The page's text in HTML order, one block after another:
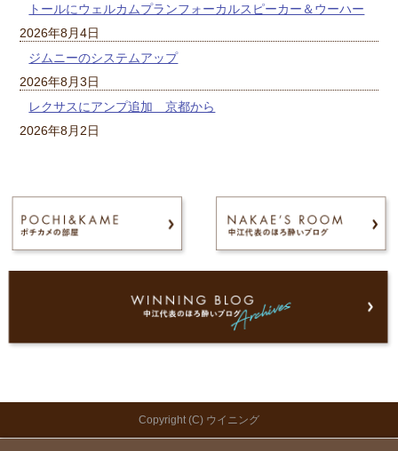
トールにウェルカムプランフォーカルスピーカー＆ウーハー
2026年8月4日
ジムニーのシステムアップ
2026年8月3日
レクサスにアンプ追加 京都から
2026年8月2日
Copyright (C) ウイニング